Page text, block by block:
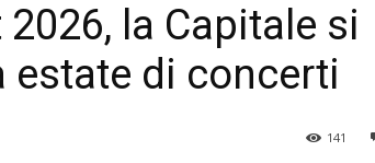
la Capitale si
estate di concerti
141